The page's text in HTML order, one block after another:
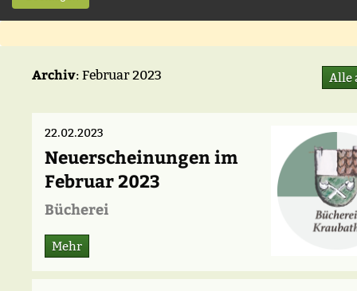
Archiv: Februar 2023 Alle
22.02.2023
Neuerscheinungen im
Februar 2023
Bücherei
Mehr